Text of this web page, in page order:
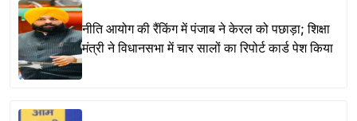
नीति आयोग की रैंकिंग में पंजाब ने केरल को पछाड़ा; शिक्षा
मंत्री ने विधानसभा में चार सालों का रिपोर्ट कार्ड पेश किया